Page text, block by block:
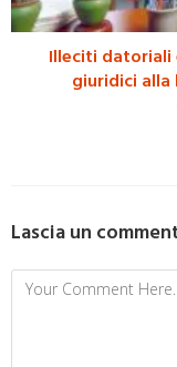
Illeciti datoriali
giuridici
Lascia un